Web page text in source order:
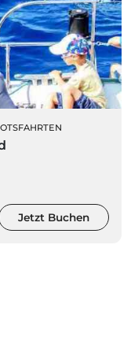
Jetzt Buchen